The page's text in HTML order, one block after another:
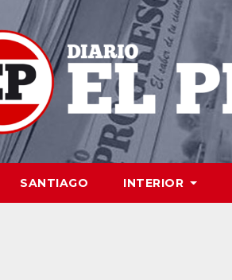
SANTIAGO INTERIOR